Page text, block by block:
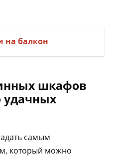
на балкон
шкафов
удачных
самым
который можно